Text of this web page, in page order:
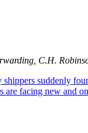
C.H.
shippers suddenly
are facing new and